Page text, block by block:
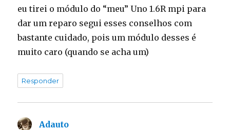
eu tirei o módulo do “meu” Uno 1.6R mpi para
dar um reparo segui esses conselhos com
bastante cuidado, pois um módulo desses é
muito caro (quando se acha um)
Responder
Adauto